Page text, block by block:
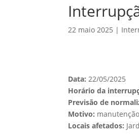
22 maio 2025 |
Data: 22/05/2025
Horário da
Previsão de
Motivo:
Locais afetados: